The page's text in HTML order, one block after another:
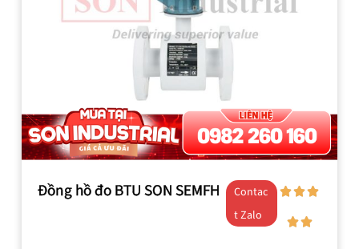
Đồng hồ đo BTU SON SEMFH
Contac
t Zalo